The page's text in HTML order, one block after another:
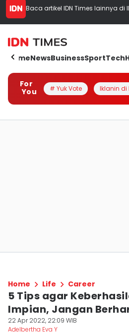
Baca artikel IDN Times lainnya di
HomeNewsBusinessSportTech
For
You
# Yuk Vote Iklanin di
Home Life Career
5 Tips agar
Impian, Jangan
22 Apr 2022, 22:09 WIB
Adelbertha Eva Y